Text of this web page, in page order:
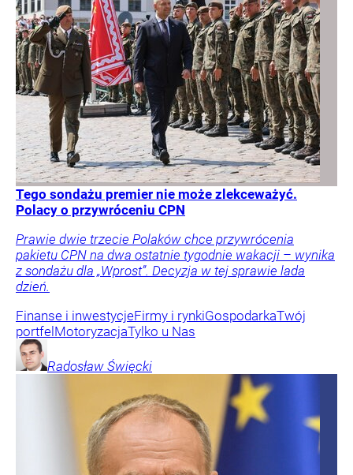
Tego sondażu premier nie może zlekceważyć.
Polacy o przywróceniu CPN
Prawie dwie trzecie Polaków chce przywrócenia
pakietu CPN na dwa ostatnie tygodnie wakacji – wynika
z sondażu dla „Wprost”. Decyzja w tej sprawie lada
dzień.
Finanse i inwestycjeFirmy i rynkiGospodarkaTwój
portfelMotoryzacjaTylko u Nas
Radosław Święcki